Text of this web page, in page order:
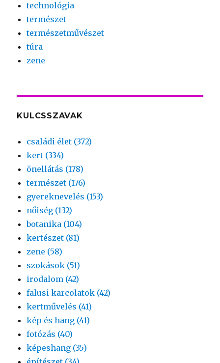
technológia
természet
természetművészet
túra
zene
KULCSSZAVAK
családi élet (372)
kert (334)
önellátás (178)
természet (176)
gyereknevelés (153)
nőiség (132)
botanika (104)
kertészet (81)
zene (58)
szokások (51)
irodalom (42)
falusi karcolatok (42)
kertművelés (41)
kép és hang (41)
fotózás (40)
képeshang (35)